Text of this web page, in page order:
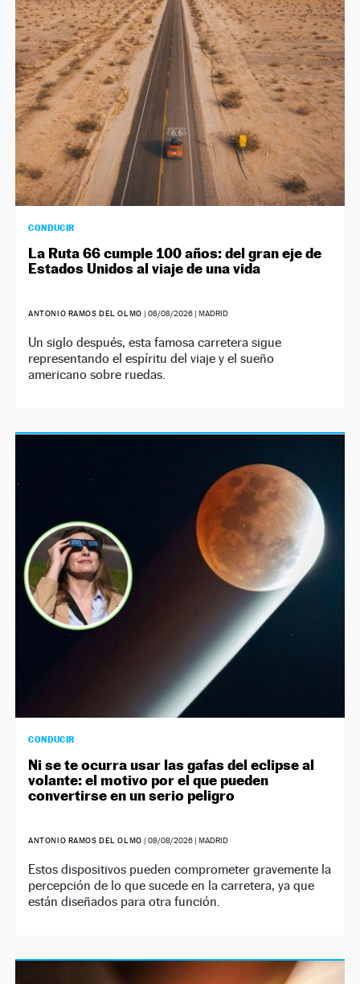
NEWSLETTER
SÍGUENOS
CONDUCIR
La Ruta 66 cumple 100 años: del gran eje de
Estados Unidos al viaje de una vida
ANTONIO RAMOS DEL OLMO | 08/08/2026| MADRID
Un siglo después, esta famosa carretera sigue
representando el espíritu del viaje y el sueño
americano sobre ruedas.
CONDUCIR
Ni se te ocurra usar las gafas del eclipse al
volante: el motivo por el que pueden
convertirse en un serio peligro
ANTONIO RAMOS DEL OLMO | 08/08/2026| MADRID
Estos dispositivos pueden comprometer gravemente la
percepción de lo que sucede en la carretera, ya que
están diseñados para otra función.